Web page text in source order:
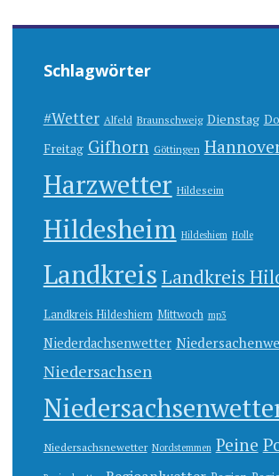
Schlagwörter
#Wetter Alfeld Braunschweig Dienstag
Freitag Gifhorn Göttingen
Harzwetter Hildeseim
Hildesheim Hildeshiem Holle
Landkreis Landkreis
Landkreis Hildeshiem Mittwoch mp3
Niederdachsenwetter
Niedersachsen
Niedersachsnewetter Nordstemmen Peine